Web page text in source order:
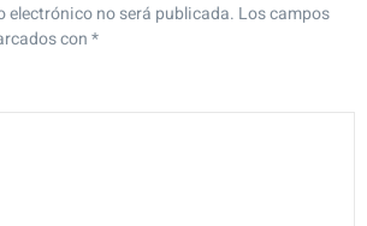
electrónico no será publicada. Los campos
con*